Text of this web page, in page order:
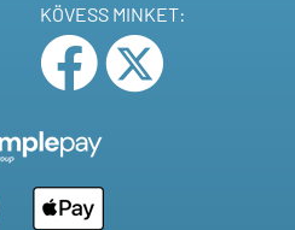
KÖVESS MINKET: